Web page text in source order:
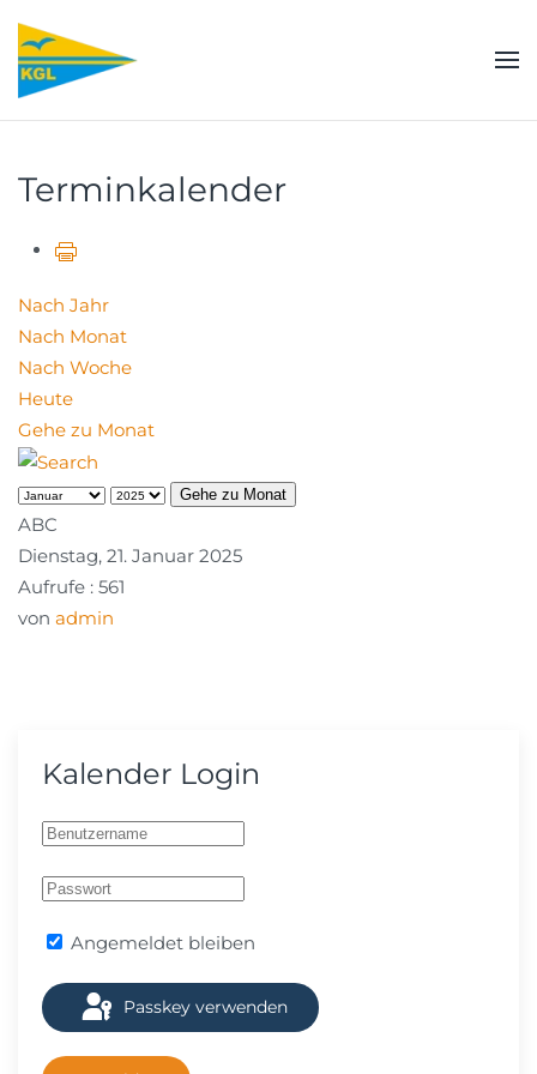
Zum Hauptinhalt springen
Terminkalender
Nach Jahr
Nach Monat
Nach Woche
Heute
Gehe zu Monat
Gehe zu Monat
ABC
Dienstag, 21. Januar 2025
Aufrufe : 561
von admin
Kalender Login
Angemeldet bleiben
Passkey verwenden